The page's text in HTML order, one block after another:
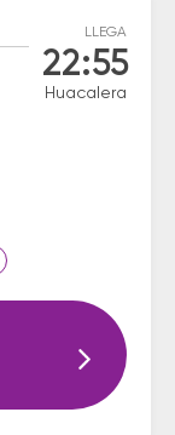
LLEGA
22:55
Huacalera